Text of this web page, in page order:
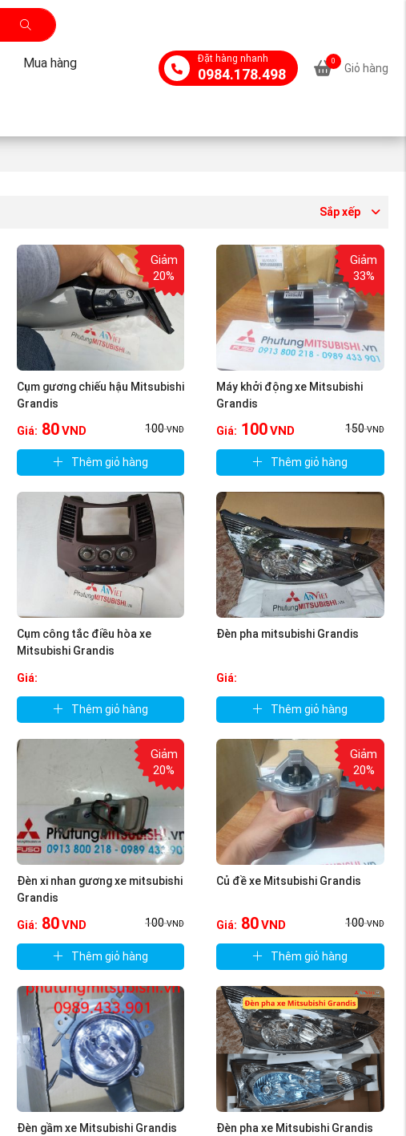
Mua hàng Đặt hàng nhanh
0984.178.498
0
Giỏ hàng
Sắp xếp
Giảm
20%
Cụm gương chiếu hậu Mitsubishi
Grandis
Giá: 80VND 100 VND
Thêm giỏ hàng
Giảm
33%
Máy khởi động xe Mitsubishi
Grandis
Giá: 100VND 150 VND
Thêm giỏ hàng
Cụm công tắc điều hòa xe
Mitsubishi Grandis
Giá:
Thêm giỏ hàng
Đèn pha mitsubishi Grandis
Giá:
Thêm giỏ hàng
Giảm
20%
Đèn xi nhan gương xe mitsubishi
Grandis
Giá: 80VND 100 VND
Thêm giỏ hàng
Giảm
20%
Củ đề xe Mitsubishi Grandis
Giá: 80VND 100 VND
Thêm giỏ hàng
Đèn gầm xe Mitsubishi Grandis Đèn pha xe Mitsubishi Grandis